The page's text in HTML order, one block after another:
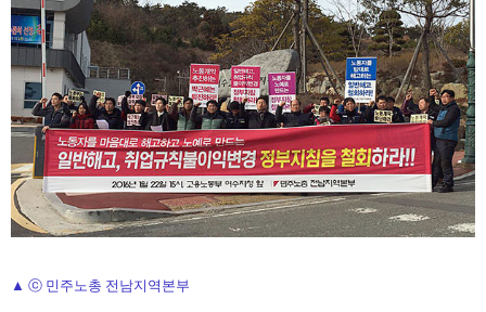
▲ ⓒ 민주노총 전남지역본부